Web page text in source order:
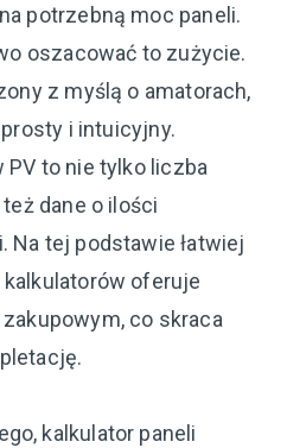
potrzebną moc paneli.
oszacować to zużycie.
z myślą o amatorach,
i intuicyjny.
to nie tylko liczba
dane o ilości
Na tej podstawie łatwiej
oferuje
co skraca
kalkulator paneli